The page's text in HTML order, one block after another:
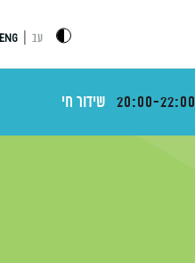
עב ENG
20:00-22:00 שידור חי